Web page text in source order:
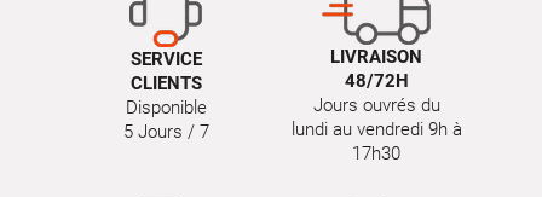
SERVICE
CLIENTS
Disponible
5 Jours / 7
LIVRAISON
48/72H
Jours ouvrés du
lundi au vendredi 9h à
17h30